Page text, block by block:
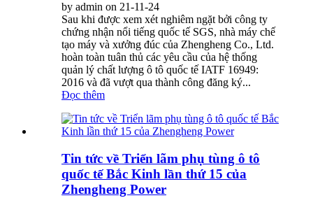
by admin on 21-11-24
Sau khi được xem xét nghiêm ngặt bởi công ty
chứng nhận nổi tiếng quốc tế SGS, nhà máy chế
tạo máy và xưởng đúc của Zhengheng Co., Ltd.
hoàn toàn tuân thủ các yêu cầu của hệ thống
quản lý chất lượng ô tô quốc tế IATF 16949:
2016 và đã vượt qua thành công đăng ký...
Đọc thêm
Tin tức về Triển lãm phụ tùng ô tô
quốc tế Bắc Kinh lần thứ 15 của
Zhengheng Power